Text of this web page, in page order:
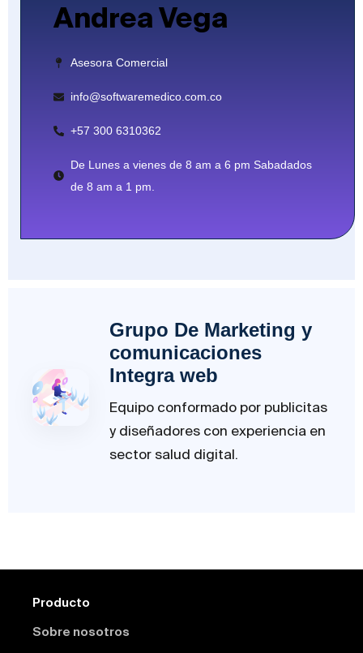
Andrea Vega
Asesora Comercial
info@softwaremedico.com.co
+57 300 6310362
De Lunes a vienes de 8 am a 6 pm Sabadados
de 8 am a 1 pm.
Grupo De Marketing y
comunicaciones
Integra web
Equipo conformado por publicitas
y diseñadores con experiencia en
sector salud digital.
Producto
Sobre nosotros